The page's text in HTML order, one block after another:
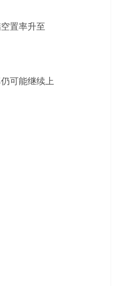
置率升至
可能继续上